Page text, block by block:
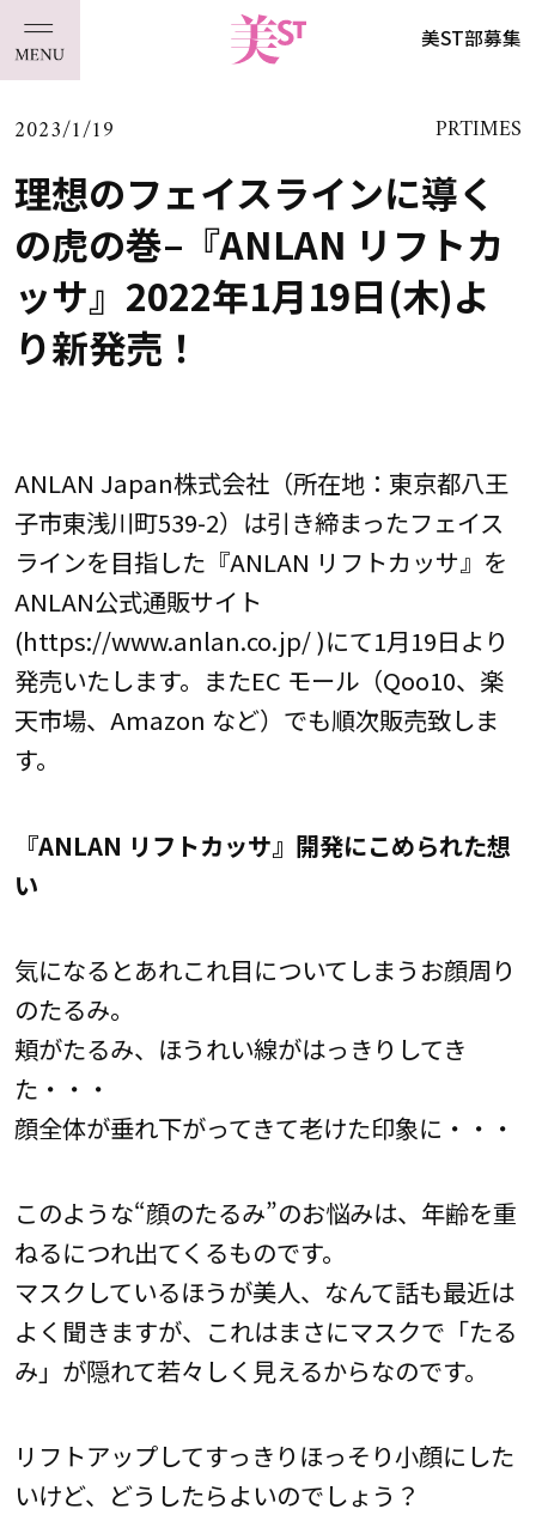
美ST部募集
2023/1/19 PRTIMES
理想のフェイスラインに導く
の虎の巻–『ANLAN リフトカ
ッサ』2022年1月19日(木)よ
り新発売！
ANLAN Japan株式会社（所在地：東京都八王
子市東浅川町539-2）は引き締まったフェイス
ラインを目指した『ANLAN リフトカッサ』を
ANLAN公式通販サイト
(https://www.anlan.co.jp/ )にて1月19日より
発売いたします。またEC モール（Qoo10、楽
天市場、Amazon など）でも順次販売致しま
す。
『ANLAN リフトカッサ』開発にこめられた想
い
気になるとあれこれ目についてしまうお顔周り
のたるみ。
頬がたるみ、ほうれい線がはっきりしてき
た・・・
顔全体が垂れ下がってきて老けた印象に・・・
このような“顔のたるみ”のお悩みは、年齢を重
ねるにつれ出てくるものです。
マスクしているほうが美人、なんて話も最近は
よく聞きますが、これはまさにマスクで「たる
み」が隠れて若々しく見えるからなのです。
リフトアップしてすっきりほっそり小顔にした
いけど、どうしたらよいのでしょう？